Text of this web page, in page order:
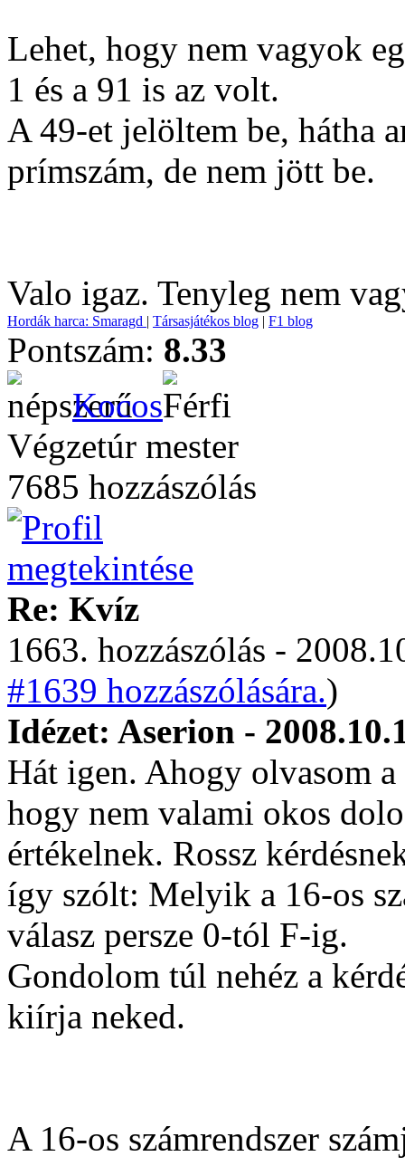
Lehet, hogy nem vagyok
1 és a 91 is az volt.
A 49-et jelöltem be, hátha
prímszám, de nem jött be.
Valo igaz. Tenyleg nem
Hordák harca: Smaragd | Társasjátékos blog | F1 blog
Pontszám: 8.33
Kocos
Végzetúr mester
7685 hozzászólás
Re: Kvíz
1663. hozzászólás -
#1639 hozzászólására.)
Idézet: Aserion -
Hát igen. Ahogy olvasom
hogy nem valami okos
értékelnek. Rossz
így szólt: Melyik a 16-os
válasz persze 0-tól F-ig.
Gondolom túl nehéz a
kiírja neked.
A 16-os számrendszer